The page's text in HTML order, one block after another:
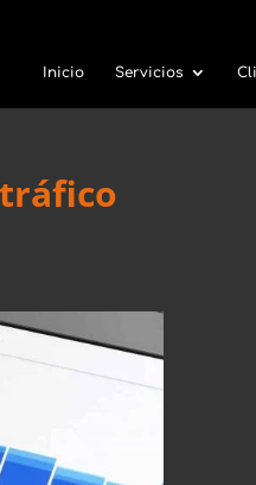
Inicio Servicios